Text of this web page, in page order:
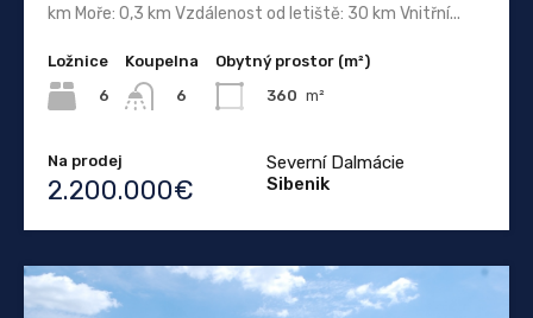
km Moře: 0,3 km Vzdálenost od letiště: 30 km Vnitřní...
Ložnice
6
Koupelna
6
Obytný prostor (m²)
360 m²
Na prodej
2.200.000€
Severní Dalmácie
Sibenik